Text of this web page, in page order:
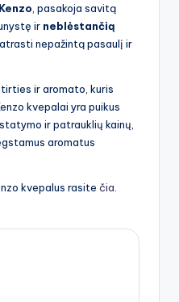
, pasakoja savitą
ir neblėstančią
atrasti nepažintą pasaulį ir
ir aromato, kuris
kvepalai yra puikus
ir patrauklių kainų,
aromatus
kvepalus rasite čia